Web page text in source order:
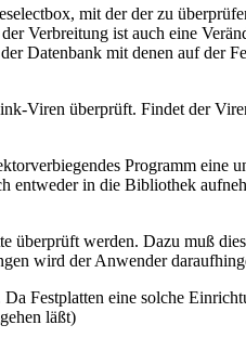
mit der der zu
Verbreitung ist auch eine
Datenbank mit denen auf der
Viren überprüft. Findet der
Programm eine
in die Bibliothek
werden. Dazu muß
wird der Anwender
Festplatten eine solche
läßt)